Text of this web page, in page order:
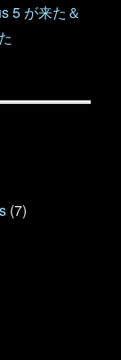
5 が来た＆
(7)